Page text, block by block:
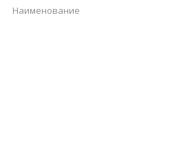
Наименование